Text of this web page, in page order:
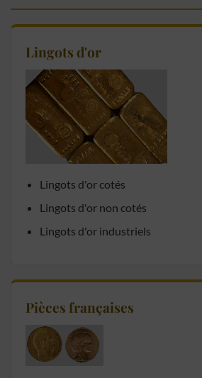
Lingots d'or
Lingots d'or cotés
Lingots d'or non cotés
Lingots d'or industriels
Pièces françaises